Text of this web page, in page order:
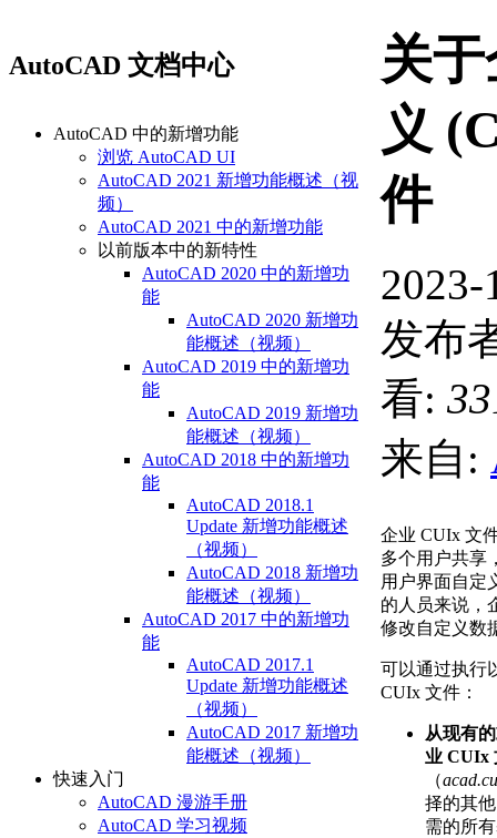
AutoCAD 文档中心
AutoCAD 中的新增功能
浏览 AutoCAD UI
AutoCAD 2021 新增功能概述（视
频）
AutoCAD 2021 中的新增功能
以前版本中的新特性
AutoCAD 2020 中的新增功
能
AutoCAD 2020 新增功
能概述（视频）
AutoCAD 2019 中的新增功
能
AutoCAD 2019 新增功
能概述（视频）
AutoCAD 2018 中的新增功
能
AutoCAD 2018.1
Update 新增功能概述
（视频）
AutoCAD 2018 新增功
能概述（视频）
AutoCAD 2017 中的新增功
能
AutoCAD 2017.1
Update 新增功能概述
（视频）
AutoCAD 2017 新增功
能概述（视频）
快速入门
AutoCAD 漫游手册
AutoCAD 学习视频
关
义
件
2023-
发布
看:
来自:
企业 CUIx 文
多个用户共享
用户界面自定
的人员来说，
修改自定义数
可以通过执行
CUIx 文件：
从现有
业 CUIx
（
择的其
需的所